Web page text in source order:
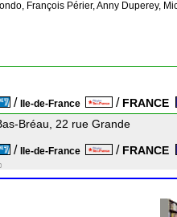
François Périer, Anny Duperey,
/ Ile-de-France / FRANCE
Bréau, 22 rue Grande
/ Ile-de-France / FRANCE